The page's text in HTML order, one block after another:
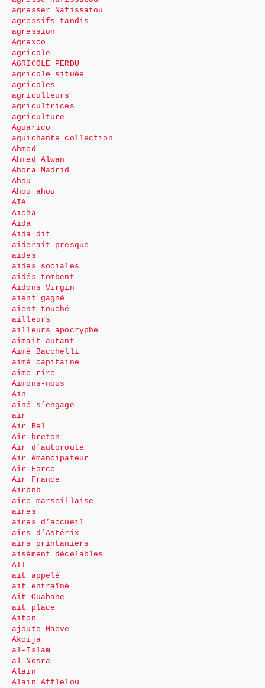
agresser Nafissatou
agressifs tandis
agression
Agrexco
agricole
AGRICOLE PERDU
agricole située
agricoles
agriculteurs
agricultrices
agriculture
Aguarico
aguichante collection
Ahmed
Ahmed Alwan
Ahora Madrid
Ahou
Ahou ahou
AIA
Aïcha
Aida
Aida dit
aiderait presque
aides
aides sociales
aidés tombent
Aidons Virgin
aient gagné
aient touché
ailleurs
ailleurs apocryphe
aimait autant
Aimé Bacchelli
aimé capitaine
aime rire
Aimons-nous
Ain
aîné s’engage
air
Air Bel
Air breton
Air d’autoroute
Air émancipateur
Air Force
Air France
Airbnb
aire marseillaise
aires
aires d’accueil
airs d’Astérix
airs printaniers
aisément décelables
AIT
ait appelé
ait entraîné
Ait Ouabane
ait place
Aiton
ajoute Maeve
Akcija
al-Islam
al-Nosra
Alain
Alain Afflelou